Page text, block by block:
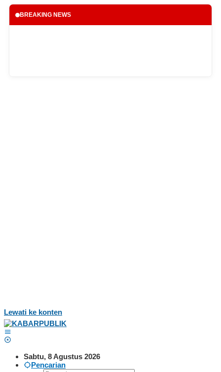
BREAKING NEWS
Lewati ke konten
Sabtu, 8 Agustus 2026
Pencarian